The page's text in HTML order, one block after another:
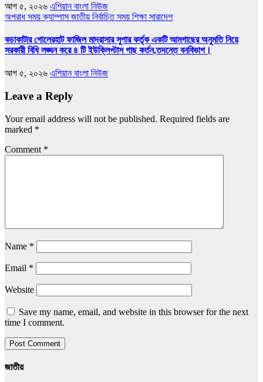
আগ ৫, ২০২৬ এশিয়ান বাংলা নিউজ
অপরাধ সময়ক্যাম্পাসজাতীয় নির্বাচিত সময় শিক্ষা সারাদেশ
কচাকাটার গোলেরহাট ফাজিল মাদ্রাসার সুপার কর্তৃক একটি আমগাছের অনুমতি নিয়ে
সরকারী বিধি লঙ্ঘন করে ৪ টি ইউক্লিপ্টাস গাছ কর্তন,তদন্তে বনবিভাগ।
আগ ৫, ২০২৬ এশিয়ান বাংলা নিউজ
Leave a Reply
Your email address will not be published. Required fields are
marked *
Comment *
Name *
Email *
Website
Save my name, email, and website in this browser for the next
time I comment.
জাতীয়